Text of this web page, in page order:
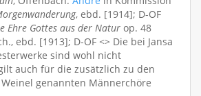
, ebd. [1914]; D-OF
Ehre Gottes aus der Natur op. 48
ebd. [1913]; D-OF <> Die bei Jansa
sind wohl nicht
auch für die zusätzlich zu den
genannten Männerchöre